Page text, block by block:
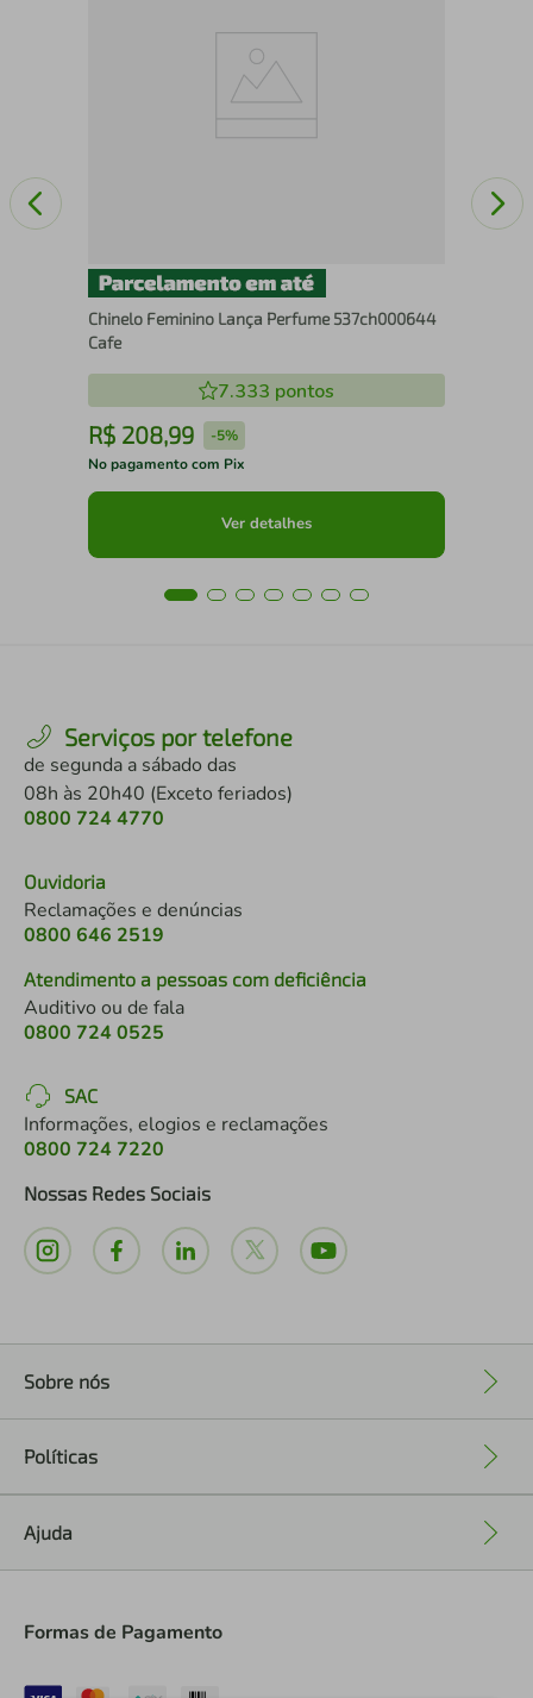
Chinelo Feminino Lança Perfume 537ch000644
Cafe
7.333 pontos
R$ 208,99 -5%
No pagamento com Pix
Ver detalhes
Serviços por telefone
de segunda a sábado das
08h às 20h40 (Exceto feriados)
0800 724 4770
Ouvidoria
Reclamações e denúncias
0800 646 2519
Atendimento a pessoas com deficiência
Auditivo ou de fala
0800 724 0525
SAC
Informações, elogios e reclamações
0800 724 7220
Nossas Redes Sociais
Sobre nós
Políticas
Ajuda
Formas de Pagamento